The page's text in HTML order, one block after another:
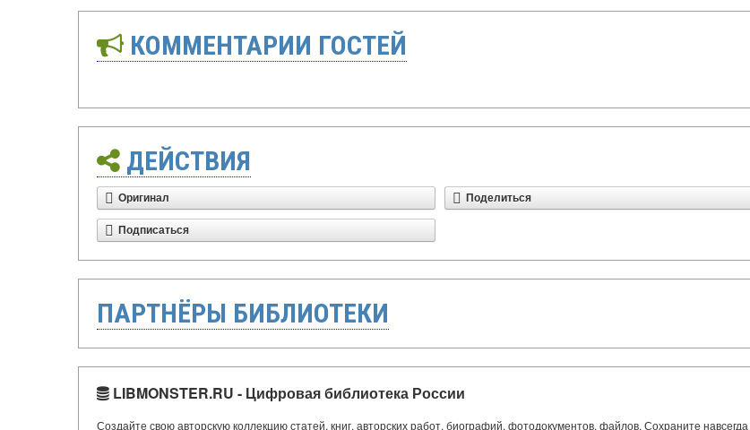
КОММЕНТАРИИ ГОСТЕЙ
ДЕЙСТВИЯ
Оригинал Поделиться
Подписаться
ПАРТНЁРЫ БИБЛИОТЕКИ
LIBMONSTER.RU - Цифровая библиотека России
Создайте свою авторскую коллекцию статей, книг, авторских работ, биографий, фотодокументов, файлов. Сохраните